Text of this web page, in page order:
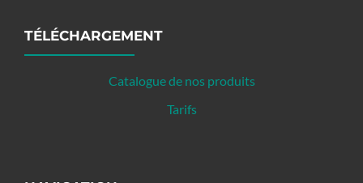
TÉLÉCHARGEMENT
Catalogue de nos produits
Tarifs